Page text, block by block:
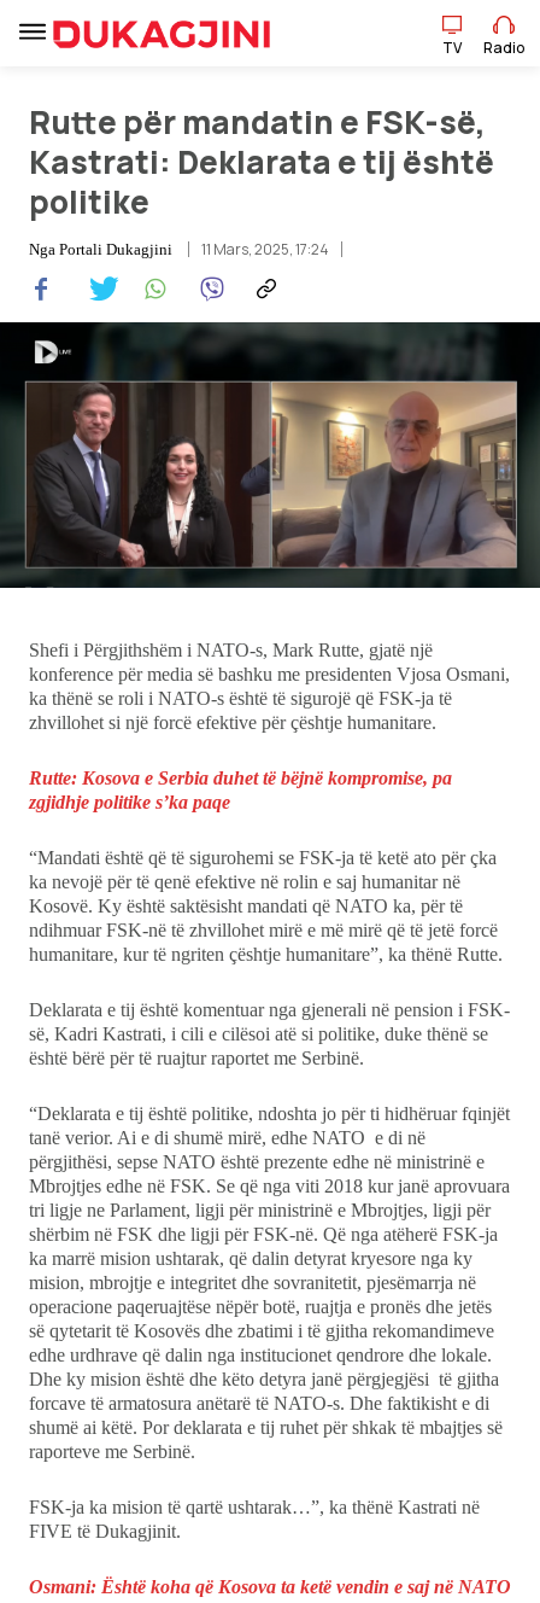
TV Radio
Lajme
Sport
Pikëpamje
Art Jete
Kulturë
Showbiz
Ekonomi
Teknologji
Udhëtime
DuVideo
TV Radio
Rutte për mandatin e FSK-së,
Kastrati: Deklarata e tij është
politike
Nga Portali Dukagjini 11 Mars, 2025, 17:24
Shefi i Përgjithshëm i NATO-s, Mark Rutte, gjatë një
konference për media së bashku me presidenten Vjosa Osmani,
ka thënë se roli i NATO-s është të sigurojë që FSK-ja të
zhvillohet si një forcë efektive për çështje humanitare.
Rutte: Kosova e Serbia duhet të bëjnë kompromise, pa
zgjidhje politike s’ka paqe
“Mandati është që të sigurohemi se FSK-ja të ketë ato për çka
ka nevojë për të qenë efektive në rolin e saj humanitar në
Kosovë. Ky është saktësisht mandati që NATO ka, për të
ndihmuar FSK-në të zhvillohet mirë e më mirë që të jetë forcë
humanitare, kur të ngriten çështje humanitare”, ka thënë Rutte.
Deklarata e tij është komentuar nga gjenerali në pension i FSK-
së, Kadri Kastrati, i cili e cilësoi atë si politike, duke thënë se
është bërë për të ruajtur raportet me Serbinë.
“Deklarata e tij është politike, ndoshta jo për ti hidhëruar fqinjët
tanë verior. Ai e di shumë mirë, edhe NATO e di në
përgjithësi, sepse NATO është prezente edhe në ministrinë e
Mbrojtjes edhe në FSK. Se që nga viti 2018 kur janë aprovuara
tri ligje ne Parlament, ligji për ministrinë e Mbrojtjes, ligji për
shërbim në FSK dhe ligji për FSK-në. Që nga atëherë FSK-ja
ka marrë mision ushtarak, që dalin detyrat kryesore nga ky
mision, mbrojtje e integritet dhe sovranitetit, pjesëmarrja në
operacione paqeruajtëse nëpër botë, ruajtja e pronës dhe jetës
së qytetarit të Kosovës dhe zbatimi i të gjitha rekomandimeve
edhe urdhrave që dalin nga institucionet qendrore dhe lokale.
Dhe ky mision është dhe këto detyra janë përgjegjësi të gjitha
forcave të armatosura anëtarë të NATO-s. Dhe faktikisht e di
shumë ai këtë. Por deklarata e tij ruhet për shkak të mbajtjes së
raporteve me Serbinë.
FSK-ja ka mision të qartë ushtarak…”, ka thënë Kastrati në
FIVE të Dukagjinit.
Osmani: Është koha që Kosova ta ketë vendin e saj në NATO